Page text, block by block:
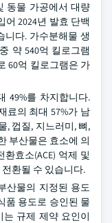
동물 가공에서 대량
2024년 발효 단백
니다. 가수분해물 생
약 540억 킬로그램
60억 킬로그램은 가
49%를 차지합니다.
료의 최대 57%가 남
, 껍질, 지느러미, 뼈,
부산물은 효소에 의
효소(ACE) 억제 및
환될 수 있습니다.
산물의 지정된 용도
품 용도로 승인된 물
규제 제약 요인이